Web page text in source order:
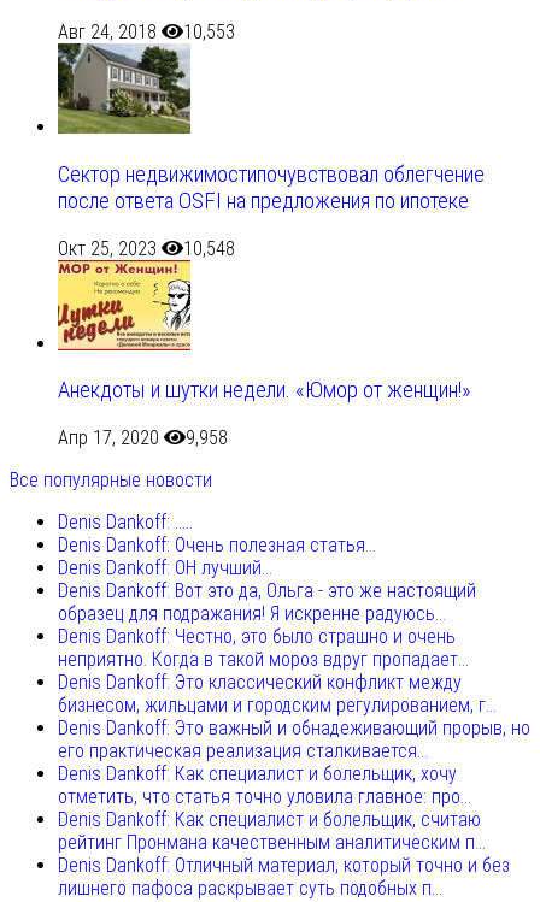
Авг 24, 2018 10,553
Сектор недвижимостипочувствовал облегчение
после ответа OSFI на предложения по ипотеке
Окт 25, 2023 10,548
Анекдоты и шутки недели. «Юмор от женщин!»
Апр 17, 2020
9,958
Все популярные новости
Denis Dankoff: .....
Denis Dankoff: Очень полезная статья...
Denis Dankoff: ОН лучший...
Denis Dankoff: Вот это да, Ольга - это же настоящий
образец для подражания! Я искренне радуюсь...
Denis Dankoff: Честно, это было страшно и очень
неприятно. Когда в такой мороз вдруг пропадает...
Denis Dankoff: Это классический конфликт между
бизнесом, жильцами и городским регулированием, г...
Denis Dankoff: Это важный и обнадеживающий прорыв, но
его практическая реализация сталкивается...
Denis Dankoff: Как специалист и болельщик, хочу
отметить, что статья точно уловила главное: про...
Denis Dankoff: Как специалист и болельщик, считаю
рейтинг Пронмана качественным аналитическим п...
Denis Dankoff: Отличный материал, который точно и без
лишнего пафоса раскрывает суть подобных п...